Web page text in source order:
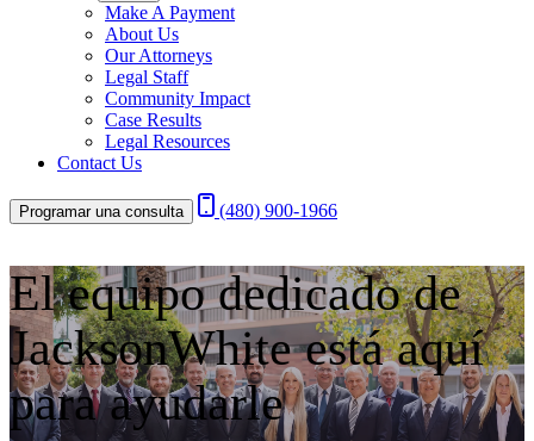
Make A Payment
About Us
Our Attorneys
Legal Staff
Community Impact
Case Results
Legal Resources
Contact Us
Programar una consulta (480) 900-1966
El equipo dedicado de
JacksonWhite estáaquí
para ayudarle